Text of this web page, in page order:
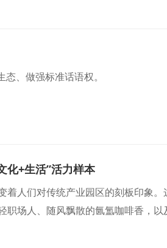
、做强标准话语权。
化+生活”活力样本
着人们对传统产业园区的刻板印象
职场人、随风飘散的氤氲咖啡香，